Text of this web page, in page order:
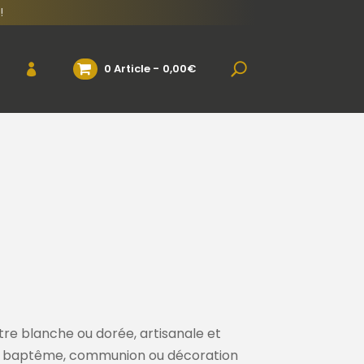
0 Article 0,00€
blanche ou dorée, artisanale et
communion ou décoration